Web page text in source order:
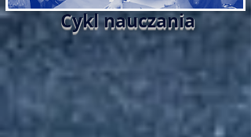
Cykl nauczania